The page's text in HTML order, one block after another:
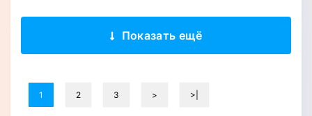
Показать ещё
1 2 3 > >|